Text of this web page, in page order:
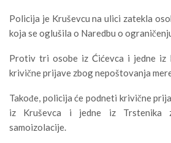
Policija je Kruševcu na ulici zatekla
koja se oglušila o Naredbu o
Protiv tri osobe iz Ćićevca i jedne iz
krivične prijave zbog nepoštovanja
Takođe, policija će podneti krivične
iz Kruševca i jedne iz Trstenika
samoizolacije.